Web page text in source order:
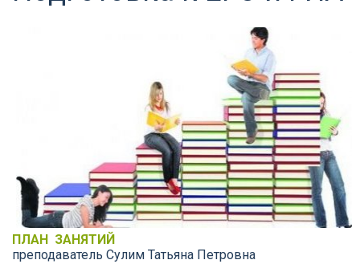
ПЛАН ЗАНЯТИЙ
преподаватель Сулим Татьяна Петровна